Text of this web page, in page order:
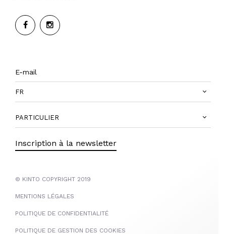
FR
PARTICULIER
Inscription à la newsletter
© KINTO COPYRIGHT 2019
MENTIONS LÉGALES
POLITIQUE DE CONFIDENTIALITÉ
POLITIQUE DE GESTION DES COOKIES